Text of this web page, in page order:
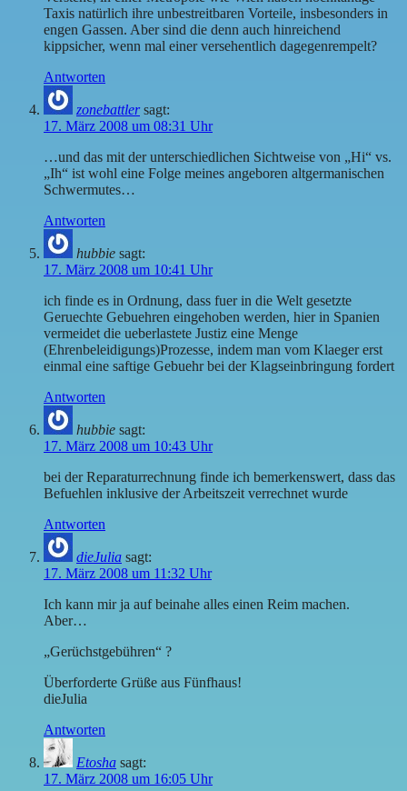
Taxis natürlich ihre unbestreitbaren Vorteile, insbesonders in
engen Gassen. Aber sind die denn auch hinreichend
kippsicher, wenn mal einer versehentlich dagegenrempelt?
Antworten
zonebattler sagt:
17. März 2008 um 08:31 Uhr
…und das mit der unterschiedlichen Sichtweise von „Hi“ vs.
„Ih“ ist wohl eine Folge meines angeboren altgermanischen
Schwermutes…
Antworten
hubbie sagt:
17. März 2008 um 10:41 Uhr
ich finde es in Ordnung, dass fuer in die Welt gesetzte
Geruechte Gebuehren eingehoben werden, hier in Spanien
vermeidet die ueberlastete Justiz eine Menge
(Ehrenbeleidigungs)Prozesse, indem man vom Klaeger erst
einmal eine saftige Gebuehr bei der Klagseinbringung fordert
Antworten
hubbie sagt:
17. März 2008 um 10:43 Uhr
bei der Reparaturrechnung finde ich bemerkenswert, dass das
Befuehlen inklusive der Arbeitszeit verrechnet wurde
Antworten
dieJulia sagt:
17. März 2008 um 11:32 Uhr
Ich kann mir ja auf beinahe alles einen Reim machen.
Aber…
„Gerüchstgebühren“ ?
Überforderte Grüße aus Fünfhaus!
dieJulia
Antworten
Etosha sagt:
17. März 2008 um 16:05 Uhr